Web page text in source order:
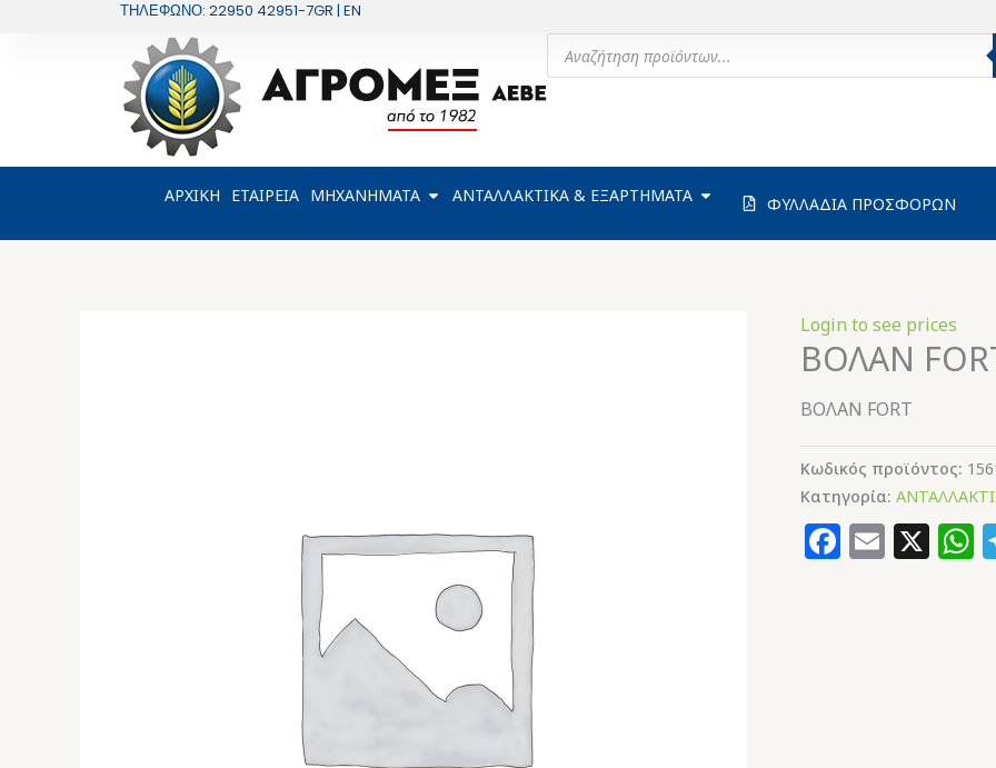
ΤΗΛΕΦΩΝΟ: 22950 42951-7GR | EN
Products
search
ΑΡΧΙΚΗ ΕΤΑΙΡΕΙΑ ΜΗΧΑΝΗΜΑΤΑ OPEN ΜΗΧΑΝΗΜΑΤΑ
ΑΝΤΑΛΛΑΚΤΙΚΑ & ΕΞΑΡΤΗΜΑΤΑ OPEN ΑΝΤΑΛΛΑΚΤΙΚΑ & ΕΞΑΡΤΗΜΑΤΑ
ΦΥΛΛΑΔΙΑ ΠΡΟΣΦΟΡΩΝ
Login to see prices
ΒΟΛΑΝ
ΒΟΛΑΝ FORT
Κωδικός προϊόντος:
Κατηγορία:
Email
X